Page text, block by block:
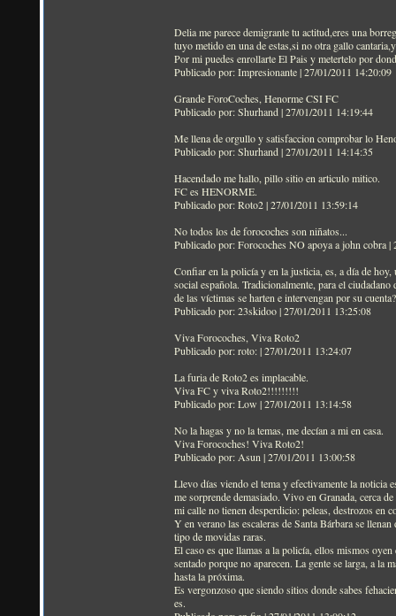
Delia me parece demigrante tu actitud,eres una
tuyo metido en una de estas,si no otra gallo
Por mi puedes enrollarte El Pais y metertelo por
Publicado por: Impresionante | 27/01/2011 14:20:09
Grande ForoCoches, Henorme CSI FC
Publicado por: Shurhand | 27/01/2011 14:19:44
Me llena de orgullo y satisfaccion comprobar lo
Publicado por: Shurhand | 27/01/2011 14:14:35
Hacendado me hallo, pillo sitio en articulo mitico.
FC es HENORME.
Publicado por: Roto2 | 27/01/2011 13:59:14
No todos los de forocoches son niñatos...
Publicado por: Forocoches NO apoya a john cobra |
Confiar en la policía y en la justicia, es, a día de
social española. Tradicionalmente, para el
de las víctimas se harten e intervengan por su
Publicado por: 23skidoo | 27/01/2011 13:25:08
Viva Forocoches, Viva Roto2
Publicado por: roto: | 27/01/2011 13:24:07
La furia de Roto2 es implacable.
Viva FC y viva Roto2!!!!!!!!!
Publicado por: Low | 27/01/2011 13:14:58
No la hagas y no la temas, me decían a mi en casa.
Viva Forocoches! Viva Roto2!
Publicado por: Asun | 27/01/2011 13:00:58
Llevo días viendo el tema y efectivamente la noticia
me sorprende demasiado. Vivo en Granada, cerca
mi calle no tienen desperdicio: peleas, destrozos en
Y en verano las escaleras de Santa Bárbara se
tipo de movidas raras.
El caso es que llamas a la policía, ellos mismos
sentado porque no aparecen. La gente se larga, a la
hasta la próxima.
Es vergonzoso que siendo sitios donde sabes
es.